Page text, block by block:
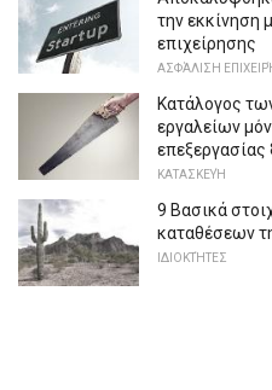
την εκκίνηση
επιχείρησης
ΑΣΦΆΛΙΣΗ
Κατάλογος
εργαλείων
επεξεργασίας
ΚΑΤΑΣΚΕΥΉ
9 Βασικά
καταθέσεων
ΙΔΙΟΚΤΉΤΕΣ